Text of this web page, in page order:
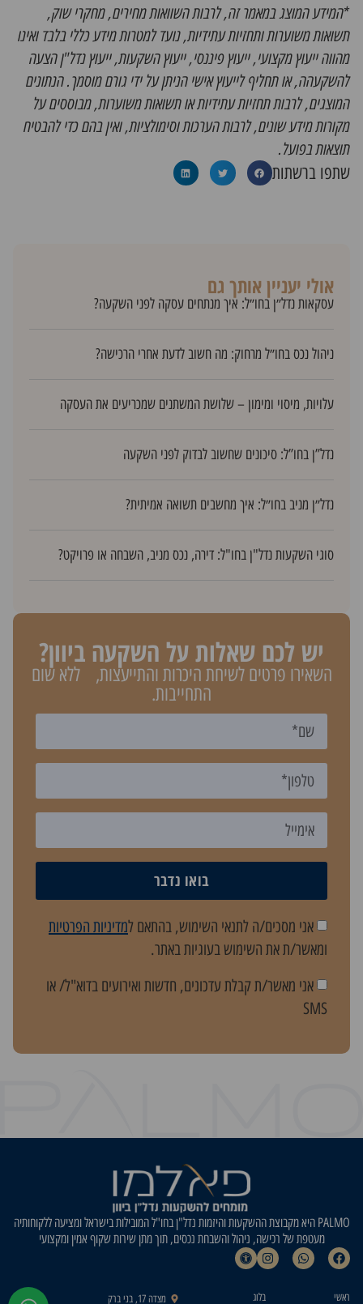
*המידע המוצג במאמר זה, לרבות השוואות מחירים, מחקרי שוק,
תשואות משוערות ותחזיות עתידיות, נועד למטרות מידע כללי בלבד ואינו
מהווה ייעוץ מקצועי, ייעוץ פיננסי, ייעוץ השקעות, ייעוץ נדל"ן הצעה
להשקעהה, או תחליף לייעוץ אישי הניתן על ידי גורם מוסמך. הנתונים
המוצגים, לרבות תחזיות עתידיות או תשואות משוערות, מבוססים על
מקורות מידע שונים, לרבות הערכות וסימולציות, ואין בהם כדי להבטיח
תוצאות בפועל.
אולי יעניין אותך גם
עסקאות נדל״ן בחו״ל: איך מנתחים עסקה לפני השקעה?
ניהול נכס בחו״ל מרחוק: מה חשוב לדעת אחרי הרכישה?
עלויות, מיסוי ומימון – שלושת המשתנים שמכריעים את העסקה
נדל”ן בחו”ל: סיכונים שחשוב לבדוק לפני השקעה
נדל״ן מניב בחו״ל: איך מחשבים תשואה אמיתית?
סוגי השקעות נדל"ן בחו"ל: דירה, נכס מניב, השבחה או פרויקט?
יש לכם שאלות על השקעה ביוון?
השאירו פרטים לשיחת היכרות והתייעצות, ללא שום
התחייבות.
אני מסכים/ה לתנאי השימוש, בהתאם למדיניות הפרטיות
ומאשר/ת את השימוש בעוגיות באתר.
אני מאשר/ת קבלת עדכונים, חדשות ואירועים בדוא"ל/ או
SMS
בואו נדבר
PALMO היא מקבוצת ההשקעות והיזמות נדל"ן בחו"ל המובילות בישראל ומציעה ללקוחותיה
מעטפת של רכישה, ניהול והשבחת נכסים, תוך מתן שירות שקוף אמין ומקצועי
ראשי בלוג מצדה 17, בני ברק